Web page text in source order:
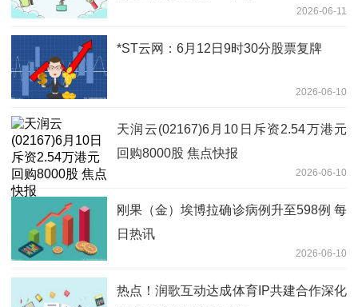
2026-06-11
*ST云网：6月12日9时30分股票复牌
2026-06-10
天润云(02167)6月10日斥资2.54万港元
回购8000股 焦点快报
2026-06-10
刚果（金）埃博拉确诊病例升至598例 每
日热讯
2026-06-10
热点！润歌互动达成体育IP共建合作深化